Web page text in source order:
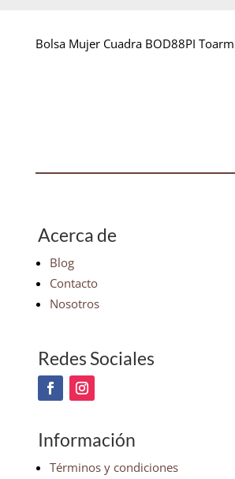
Bolsa Mujer Cuadra BOD88PI
Acerca de
Blog
Contacto
Nosotros
Redes Sociales
Información
Términos y condiciones